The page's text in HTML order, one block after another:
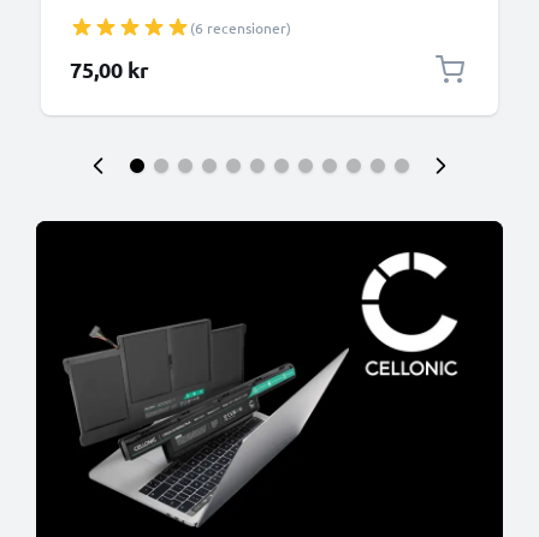
(6 recensioner)
75,00 kr